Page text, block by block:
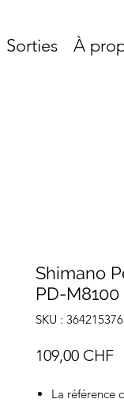
Sorties À
Shimano
PD-M8100
SKU :
109,00 CHF
La référence